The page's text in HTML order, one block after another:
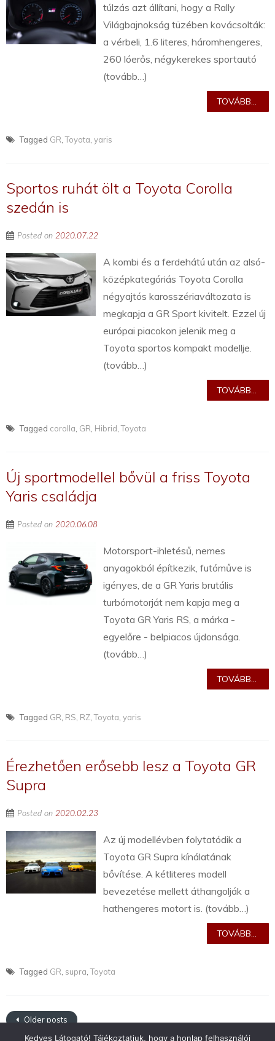
túlzás azt állítani, hogy a Rally
Világbajnokság tüzében kovácsolták:
a vérbeli, 1.6 literes, háromhengeres,
260 lóerős, négykerekes sportautó
(tovább…)
TOVÁBB...
Tagged GR ,Toyota yaris
Sportos ruhát ölt a Toyota Corolla
szedán is
Posted on 2020.07.22
A kombi és a ferdehátú után az alsó-
középkategóriás Toyota Corolla
négyajtós karosszériaváltozata is
megkapja a GR Sport kivitelt. Ezzel új
európai piacokon jelenik meg a
Toyota sportos kompakt modellje.
(tovább…)
TOVÁBB...
Tagged corolla GR Hibrid ,Toyota
Új sportmodellel bővül a friss Toyota
Yaris családja
Posted on 2020.06.08
Motorsport-ihletésű, nemes
anyagokból építkezik, futóműve is
igényes, de a GR Yaris brutális
turbómotorját nem kapja meg a
Toyota GR Yaris RS, a márka -
egyelőre - belpiacos újdonsága.
(tovább…)
TOVÁBB...
Tagged GR RS RZ ,Toyota yaris
Érezhetően erősebb lesz a Toyota GR
Supra
Posted on 2020.02.23
Az új modellévben folytatódik a
Toyota GR Supra kínálatának
bővítése. A kétliteres modell
bevezetése mellett áthangolják a
hathengeres motort is. (tovább…)
TOVÁBB...
Tagged GR supra ,Toyota
Older posts
Kedves Látogató! Tájékoztatjuk, hogy a honlap felhasználói